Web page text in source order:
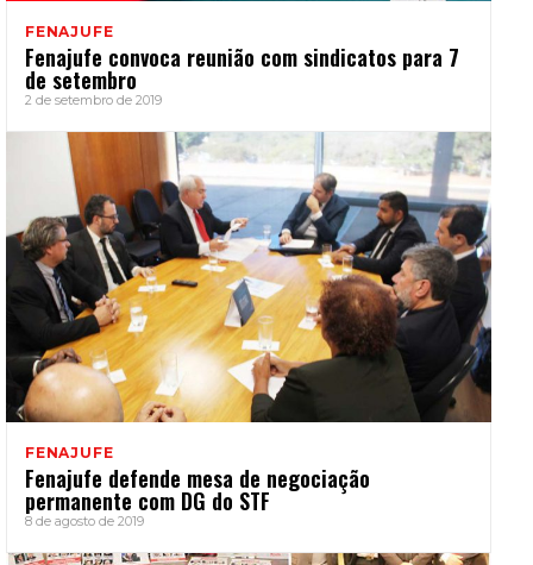
FENAJUFE
Fenajufe convoca reunião com sindicatos para 7
de setembro
2 de setembro de 2019
FENAJUFE
Fenajufe defende mesa de negociação
permanente com DG do STF
8 de agosto de 2019